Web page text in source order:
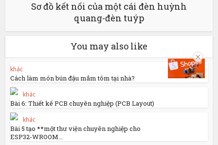
Sơ đồ kết nối của một cái đèn huỳnh
quang-đèn tuýp
You may also like
khác
Cách làm món bún đậu mắm tôm tại nhà?
khác
Bài 6: Thiết kế PCB chuyên nghiệp (PCB Layout)
khác
Bài 5 tạo **một thư viện chuyên nghiệp cho
ESP32-WROOM...